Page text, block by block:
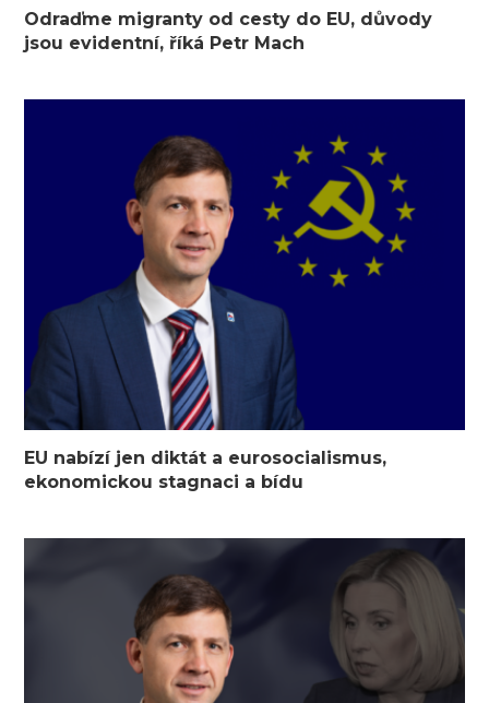
Odraďme migranty od cesty do EU, důvody
jsou evidentní, říká Petr Mach
EU nabízí jen diktát a eurosocialismus,
ekonomickou stagnaci a bídu